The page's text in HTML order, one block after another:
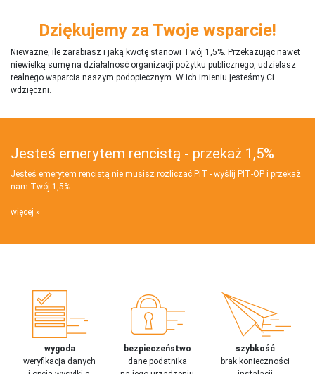
Dziękujemy za Twoje wsparcie!
Nieważne, ile zarabiasz i jaką kwotę stanowi Twój 1,5%. Przekazując nawet
niewielką sumę na działalnosć organizacji pożytku publicznego, udzielasz
realnego wsparcia naszym podopiecznym. W ich imieniu jesteśmy Ci
wdzięczni.
Jesteś emerytem rencistą - przekaż 1,5%
Jesteś emerytem rencistą nie musisz rozliczać PIT - wyślij PIT‑OP i przekaż
nam Twój 1,5%
więcej
wygoda
weryfikacja danych
bezpieczeństwo
dane podatnika
szybkość
brak konieczności